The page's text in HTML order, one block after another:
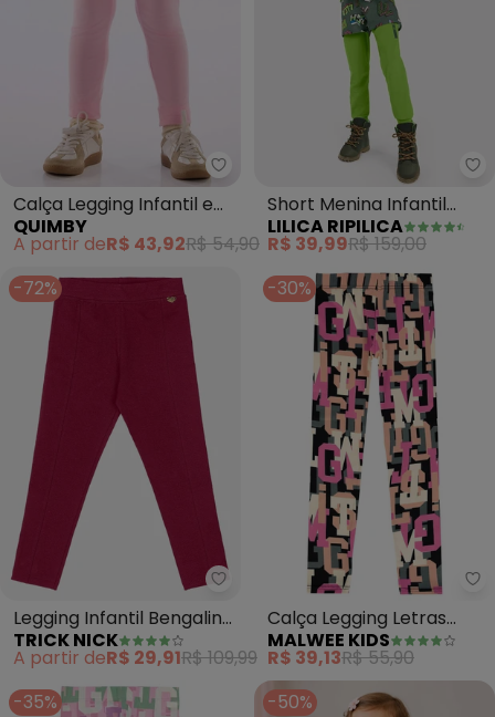
Quimby - Calça Legging
Calça Legging Infantil em
Cotton Rosa
QUIMBY
A partir deR$ 43,92R$ 54,90
Short Menina Infantil
(Verde)
LILICA RIPILICA
R$ 39,99R$ 159,00
-72%
Trick Nick - Legging Infantil
Legging Infantil Bengaline
(Rosa)
TRICK NICK
A partir deR$ 29,91R$ 109,99
-30%
Calça Legging Letras
(Salmão)
MALWEE KIDS
R$ 39,13R$ 55,90
-35%
-50%